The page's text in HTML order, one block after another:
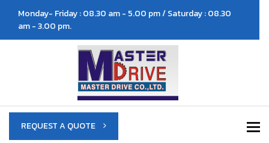
Monday- Friday : 08.30 am - 5.00 pm / Saturday : 08.30
am - 3.00 pm.
REQUEST A QUOTE